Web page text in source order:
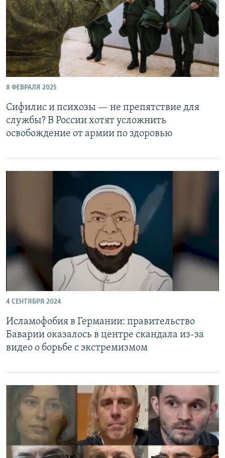
8 ФЕВРАЛЯ 2025
Сифилис и психозы — не препятствие для
службы? В России хотят усложнить
освобождение от армии по здоровью
4 СЕНТЯБРЯ 2024
Исламофобия в Германии: правительство
Баварии оказалось в центре скандала из-за
видео о борьбе с экстремизмом